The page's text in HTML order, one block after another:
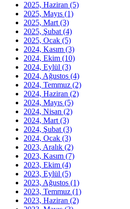
2025, Haziran (5)
2025, Mayıs (1)
2025, Mart (3)
2025, Şubat (4)
2025, Ocak (5)
2024, Kasım (3)
2024, Ekim (10)
2024, Eylül (3)
2024, Ağustos (4)
2024, Temmuz (2)
2024, Haziran (2)
2024, Mayıs (5)
2024, Nisan (2)
2024, Mart (3)
2024, Şubat (3)
2024, Ocak (3)
2023, Aralık (2)
2023, Kasım (7)
2023, Ekim (4)
2023, Eylül (5)
2023, Ağustos (1)
2023, Temmuz (1)
2023, Haziran (2)